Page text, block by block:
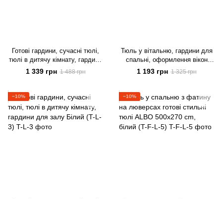
Готові гардини, сучасні тюлі,
тюлі в дитячу кімнату, гардини
для залу Білий з срібною
ниткою (T-L-S-6)
1 339 грн 1 488 грн
Тюль у вітальню, гардини для
спальні, оформлення вікон
тюлями, гардини для залу
Білий (T-L-5)
1 193 грн 1 325 грн
−10% −10%